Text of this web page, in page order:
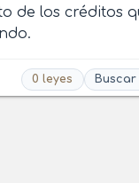
de los créditos
0 leyes